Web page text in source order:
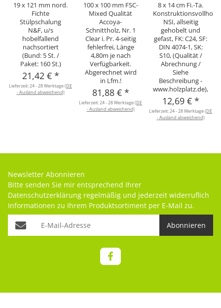
19 x 121 mm nord.
Fichte
Stülpschalung
N&F, u/s
hobelfallend
nachsortiert
(Bund: 5 St. /
Paket: 160 St.)
21,42 € *
Lieferzeit:24 - 28 Werktage(DE
- Ausland abweichend)
100 x 100 mm FSC-
Mixed Qualität
Accoya-
Schnittholz, Nr. 1
Clear i. Pr. 4-seitig
fehlerfrei, Länge
4,80m je nach
Verfügbarkeit.
Abgerechnet wird
in Lfm.!
81,88 € *
Lieferzeit:24 - 28 Werktage(DE
- Ausland abweichend)
8 x 14 cm Fi.-Ta.
Konstruktionsvollholz
NSI, allseitig
gehobelt und
gefast, FK: C24, SF:
DIN 4074-1, SK:
S10, (Qualität /
Abrechnung /
Siehe
Beschreibung -
www.holzplatz.de),
12,69 € *
Lieferzeit:24 - 28 Werktage(DE
- Ausland abweichend)
Newsletter Abonnieren
Bitte senden Sie mir entsprechend Ihrer
Datenschutzerklärung regelmäßig und jederzeit widerruflich
Informationen zu Ihrem Produktsortiment per E-Mail zu.
Abonnieren